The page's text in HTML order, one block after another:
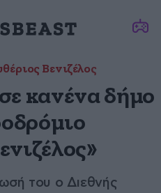
Βενιζέλος
κανένα δήμο
του ο Διεθνής